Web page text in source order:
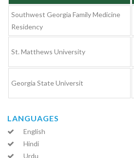
Southwest Georgia Family Medicine
Residency
St. Matthews University
Georgia State Universit
LANGUAGES
English
Hindi
Urdu